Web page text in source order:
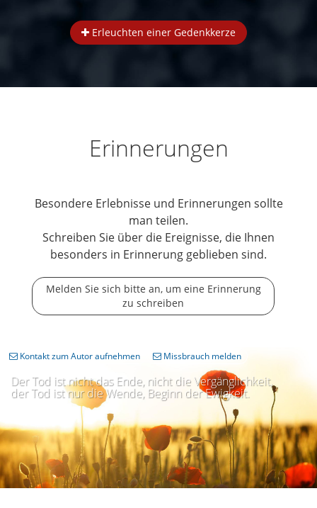
Erleuchten einer Gedenkkerze
Erinnerungen
Besondere Erlebnisse und Erinnerungen sollte
man teilen.
Schreiben Sie über die Ereignisse, die Ihnen
besonders in Erinnerung geblieben sind.
Melden Sie sich bitte an, um eine Erinnerung
zu schreiben
Der Tod ist nicht das Ende, nicht die Vergänglichkeit,
der Tod ist nur die Wende, Beginn der Ewigkeit.
Kontakt zum Autor aufnehmen Missbrauch melden